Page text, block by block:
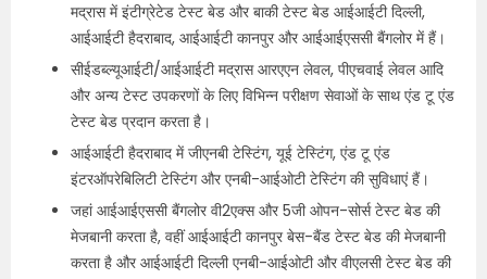
मद्रास में इंटीग्रेटेड टेस्ट बेड और बाकी टेस्ट बेड आईआईटी दिल्ली,
आईआईटी हैदराबाद, आईआईटी कानपुर और आईआईएससी बैंगलोर में हैं।
सीईडब्ल्यूआईटी/आईआईटी मद्रास आरएएन लेवल, पीएचवाई लेवल आदि
और अन्य टेस्ट उपकरणों के लिए विभिन्न परीक्षण सेवाओं के साथ एंड टू एंड
टेस्ट बेड प्रदान करता है।
आईआईटी हैदराबाद में जीएनबी टेस्टिंग, यूई टेस्टिंग, एंड टू एंड
इंटरऑपरेबिलिटी टेस्टिंग और एनबी-आईओटी टेस्टिंग की सुविधाएं हैं।
जहां आईआईएससी बैंगलोर वी2एक्स और 5जी ओपन-सोर्स टेस्ट बेड की
मेजबानी करता है, वहीं आईआईटी कानपुर बेस-बैंड टेस्ट बेड की मेजबानी
करता है और आईआईटी दिल्ली एनबी-आईओटी और वीएलसी टेस्ट बेड की